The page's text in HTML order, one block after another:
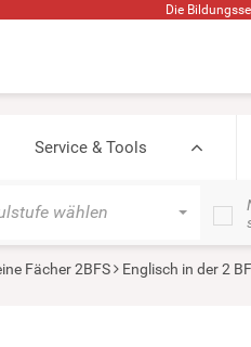
Die
Service & Tools
wählen
Fächer 2BFS Englisch in der 2